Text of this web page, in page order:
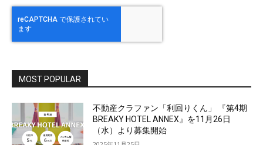
MOST POPULAR
不動産クラファン「利回りくん」 『第4期
BREAKY HOTEL ANNEX』を11月26日
（水）より募集開始